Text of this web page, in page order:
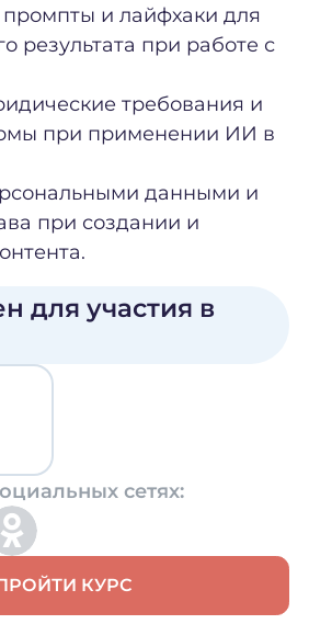
промпты и лайфхаки для
результата при работе с
требования и
при применении ИИ в
данными и
при создании и
для участия в
сетях:
КУРС